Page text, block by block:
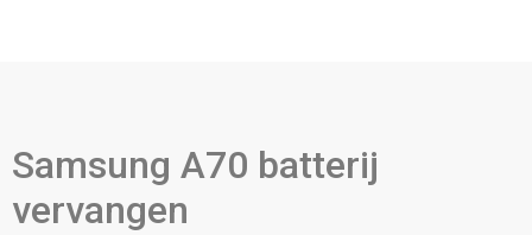
Samsung A70 batterij
vervangen